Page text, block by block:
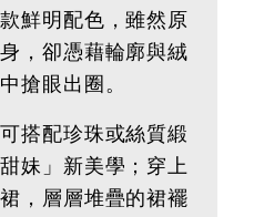
鮮明配色，雖然原
，卻憑藉輪廓與絨
搶眼出圈。
搭配珍珠或絲質緞
妹」新美學；穿上
，層層堆疊的裙襬